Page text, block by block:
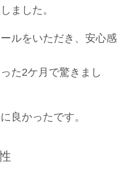
ました。
ルをいただき、安心感
た2ケ月で驚きまし
良かったです。